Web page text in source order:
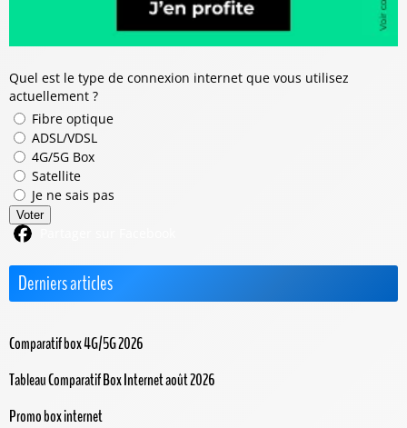
Quel est le type de connexion internet que vous utilisez
actuellement ?
Fibre optique
ADSL/VDSL
4G/5G Box
Satellite
Je ne sais pas
Voter
Derniers articles
Comparatif box 4G/5G 2026
Tableau Comparatif Box Internet août 2026
Promo box internet